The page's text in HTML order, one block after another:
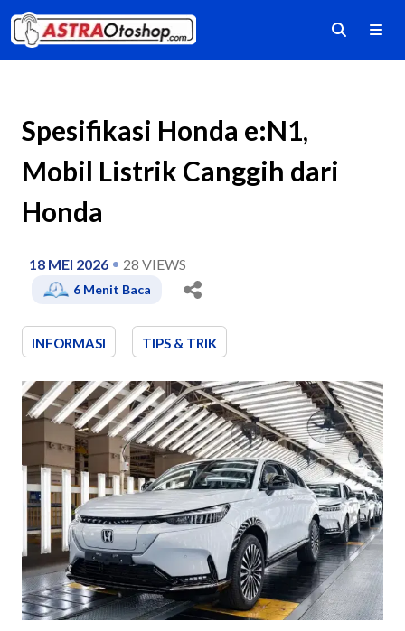
Spesifikasi Honda e:N1,
Mobil Listrik Canggih dari
Honda
18 MEI 2026 28 VIEWS
6 Menit Baca
INFORMASI TIPS & TRIK